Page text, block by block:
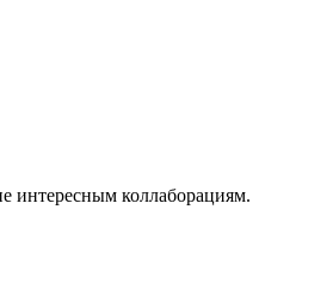
интересным коллаборациям.